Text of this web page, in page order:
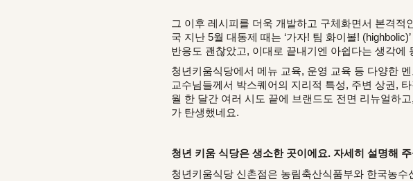
그 이후 레시피를 더욱 개발하고 구체화면서 본격적
국 지난 5월 대동제 때는 ‘가자! 팀 화이볼!
반응도 괜찮았고, 이대로 끝내기엔 아쉽다는 생각
청년키움식당에서 메뉴 교육, 운영 교육 등 다양한
교수님들께서 박스퀘어의 지리적 특성, 주변 상권,
월 한 달간 여러 시도 끝에 브랜드도 전면 리뉴얼하
가 탄생했네요.
청년 키움 식당은 생소한 곳이에요. 자세히 설명해
청년키움식당 신촌점은 농림축산식품부와 한국농